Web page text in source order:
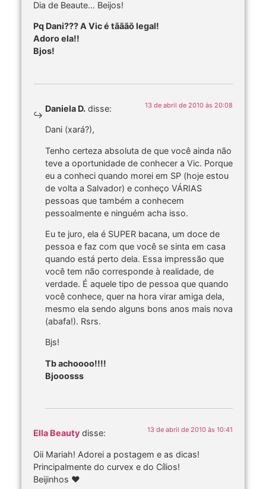
Dia de Beaute… Beijos!
Pq Dani??? A Vic é tãããõ legal!
Adoro ela!!
Bjos!
Daniela D. disse: 13 de abril de 2010 às 20:08
Dani (xará?),
Tenho certeza absoluta de que você ainda não
teve a oportunidade de conhecer a Vic. Porque
eu a conheci quando morei em SP (hoje estou
de volta a Salvador) e conheço VÁRIAS
pessoas que também a conhecem
pessoalmente e ninguém acha isso.
Eu te juro, ela é SUPER bacana, um doce de
pessoa e faz com que você se sinta em casa
quando está perto dela. Essa impressão que
você tem não corresponde à realidade, de
verdade. É aquele tipo de pessoa que quando
você conhece, quer na hora virar amiga dela,
mesmo ela sendo alguns bons anos mais nova
(abafa!). Rsrs.
Bjs!
Tb achoooo!!!!
Bjooosss
Ella Beauty disse: 13 de abril de 2010 às 10:41
Oii Mariah! Adorei a postagem e as dicas!
Principalmente do curvex e do Cílios!
Beijinhos ♥